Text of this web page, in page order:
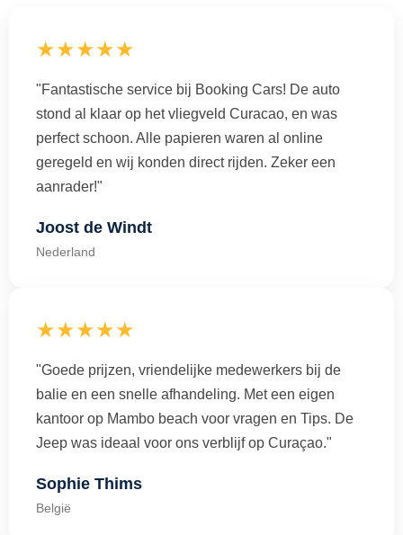
★★★★★
"Fantastische service bij Booking Cars! De auto
stond al klaar op het vliegveld Curacao, en was
perfect schoon. Alle papieren waren al online
geregeld en wij konden direct rijden. Zeker een
aanrader!"
Joost de Windt
Nederland
★★★★★
"Goede prijzen, vriendelijke medewerkers bij de
balie en een snelle afhandeling. Met een eigen
kantoor op Mambo beach voor vragen en Tips. De
Jeep was ideaal voor ons verblijf op Curaçao."
Sophie Thims
België